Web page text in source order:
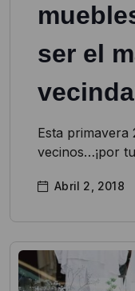
ser el
Esta primavera
vecinos…¡por
Abril 2, 2018